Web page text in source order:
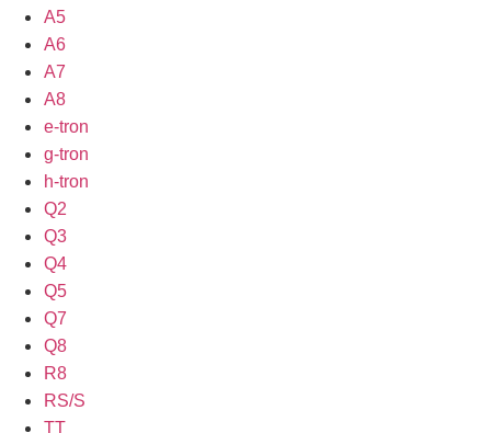
A5
A6
A7
A8
e-tron
g-tron
h-tron
Q2
Q3
Q4
Q5
Q7
Q8
R8
RS/S
TT